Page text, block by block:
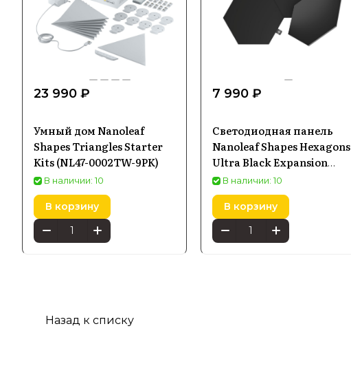
23 990 ₽
Умный дом Nanoleaf
Shapes Triangles Starter
Kits (NL47-0002TW-9PK)
В наличии: 10
В корзину
7 990 ₽
Светодиодная панель
Nanoleaf Shapes Hexagons
Ultra Black Expansion
Pack (3 панели) NL42-
0101HX-3PK
В наличии: 10
В корзину
Назад к списку